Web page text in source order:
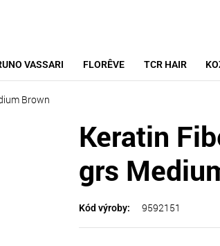
VASSARI FLORÊVE TCR HAIR
Brown
Keratin
grs
Kód výroby: 9592151